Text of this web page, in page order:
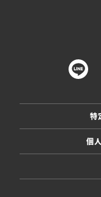
特
個